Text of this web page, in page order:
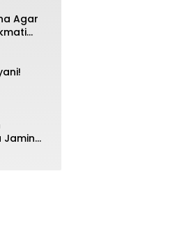
Agar
Jamin